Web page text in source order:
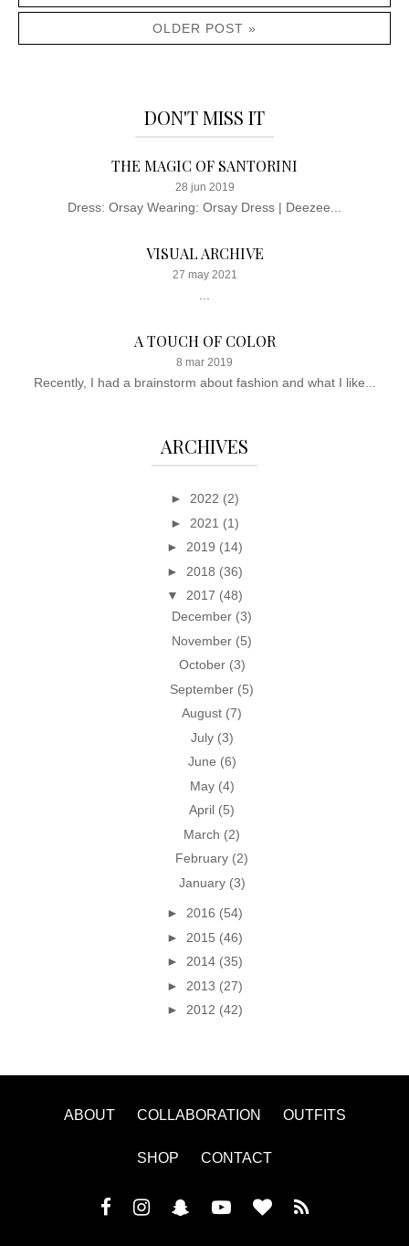
OLDER POST »
DON'T MISS IT
THE MAGIC OF SANTORINI
28 jun 2019
Dress: Orsay Wearing: Orsay Dress | Deezee...
VISUAL ARCHIVE
27 may 2021
...
A TOUCH OF COLOR
8 mar 2019
Recently, I had a brainstorm about fashion and what I like...
ARCHIVES
► 2022 (2)
► 2021 (1)
► 2019 (14)
► 2018 (36)
▼ 2017 (48)
December (3)
November (5)
October (3)
September (5)
August (7)
July (3)
June (6)
May (4)
April (5)
March (2)
February (2)
January (3)
► 2016 (54)
► 2015 (46)
► 2014 (35)
► 2013 (27)
► 2012 (42)
ABOUT COLLABORATION OUTFITS
SHOP CONTACT